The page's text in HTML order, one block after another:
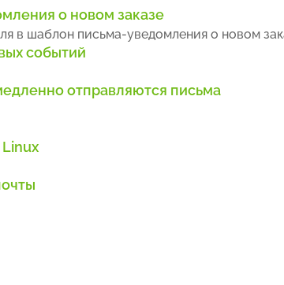
о новом заказе
в шаблон письма-уведомления о новом
событий
отправляются письма